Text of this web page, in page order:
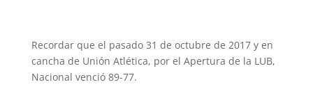
Recordar que el pasado 31 de octubre de 2017 y en
cancha de Unión Atlética, por el Apertura de la LUB,
Nacional venció 89-77.